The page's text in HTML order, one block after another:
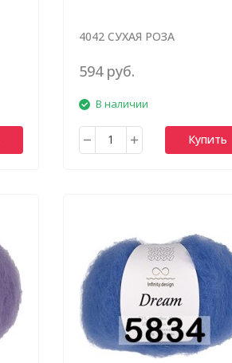
4042 СУХАЯ РОЗА
594 руб.
В наличии
Купить